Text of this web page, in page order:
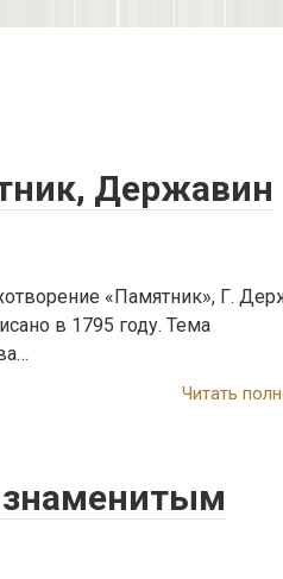
Державин
«Памятник», Г.
в 1795 году. Тема
Читать
знаменитым